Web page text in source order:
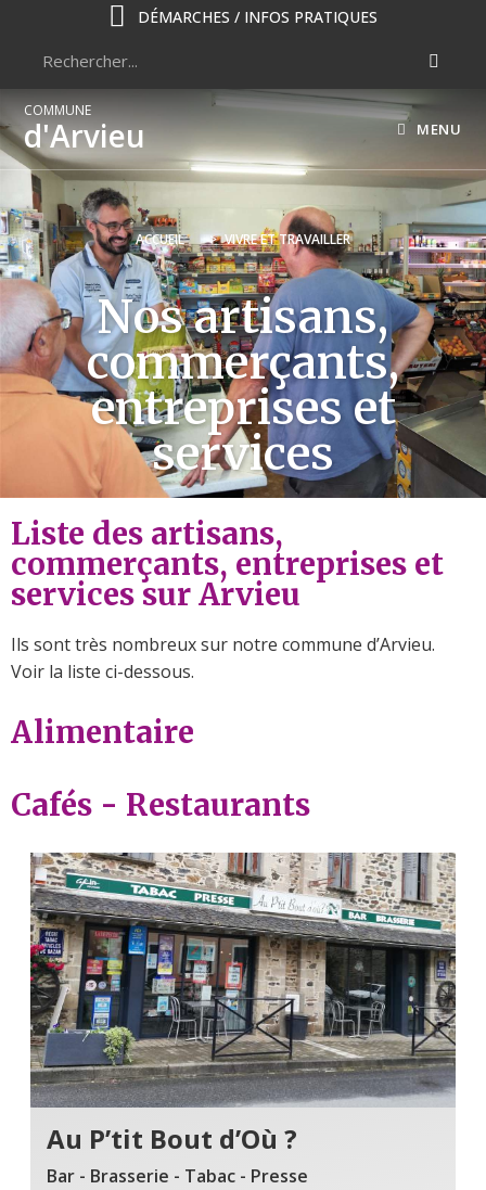
DÉMARCHES / INFOS PRATIQUES
COMMUNE
d'Arvieu MENU
ACCUEIL > VIVRE ET TRAVAILLER
Nos artisans,
commerçants,
entreprises et
services
Liste des artisans,
commerçants, entreprises et
services sur Arvieu
Ils sont très nombreux sur notre commune d’Arvieu.
Voir la liste ci-dessous.
Alimentaire
Cafés - Restaurants
Au P’tit Bout d’Où ?
Bar - Brasserie - Tabac - Presse